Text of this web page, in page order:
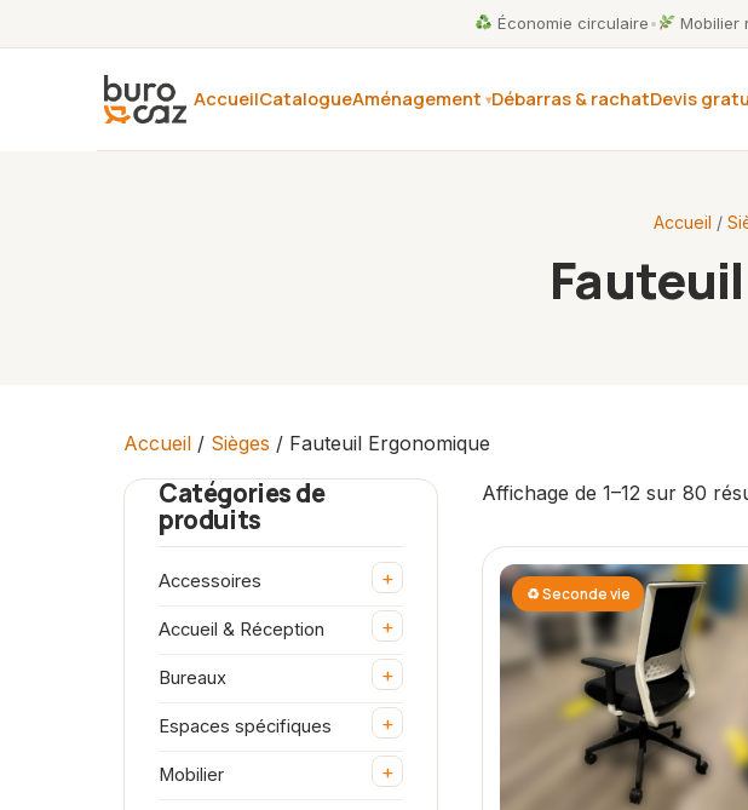
Économie circulaire• Mobilier
AccueilCatalogueAménagement Débarras & rachatDevis
Accueil /
Accueil / Sièges / Fauteuil Ergonomique
Catégories de
produits
Accessoires +
Accueil & Réception +
Bureaux +
Espaces spécifiques +
Mobilier +
Affichage de 1–12 sur 80
♻ Seconde vie